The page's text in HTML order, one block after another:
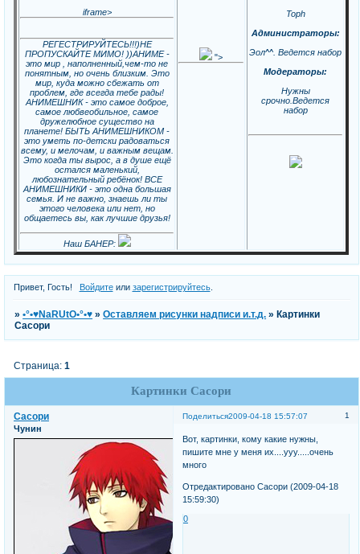
iframe>
РЕГЕСТРИРУЙТЕСЬ!!!)НЕ
ПРОПУСКАЙТЕ МИМО! ))АНИМЕ -
это мир , наполненный,чем-то не
понятным, но очень близким. Это
мир, куда можно сбежать от
проблем, где всегда тебе рады!
АНИМЕШНИК - это самое доброе,
самое любвеобильное, самое
дружелюбное существо на
планете! БЫТЬ АНИМЕШНИКОМ -
это уметь по-детски радоваться
всему, и мелочам, и важным вещам.
Это когда ты вырос, а в душе ещё
остался маленький,
любознательный ребёнок! ВСЕ
АНИМЕШНИКИ - это одна большая
семья. И не важно, знаешь ли ты
этого человека или нет, но
общаетесь вы, как лучшие друзья!
Наш БАНЕР:
">
Toph
Администраторы:
Эол^^. Ведется набор
Модераторы:
Нужны
срочно.Ведется
набор
Привет, Гость! Войдитеили зарегистрируйтесь.
»•°•♥NaRUtO•°•♥ »Оставляем рисунки надписи и.т.д. » Картинки
Сасори
Картинки Сасори
Страница:1
Поделиться 1
2009-04-18 15:57:07
Сасори
Чунин
Вот, картинки, кому какие нужны,
пишите мне у меня их....ууу.....очень
много
Отредактировано Сасори (2009-04-18
15:59:30)
0